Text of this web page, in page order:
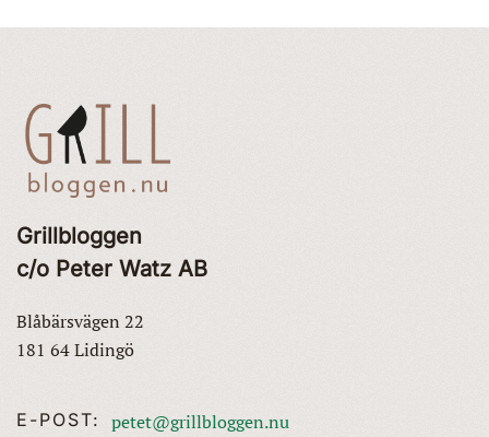
Grillbloggen
c/o Peter Watz AB
Blåbärsvägen 22
181 64 Lidingö
E-POST: petet@grillbloggen.nu